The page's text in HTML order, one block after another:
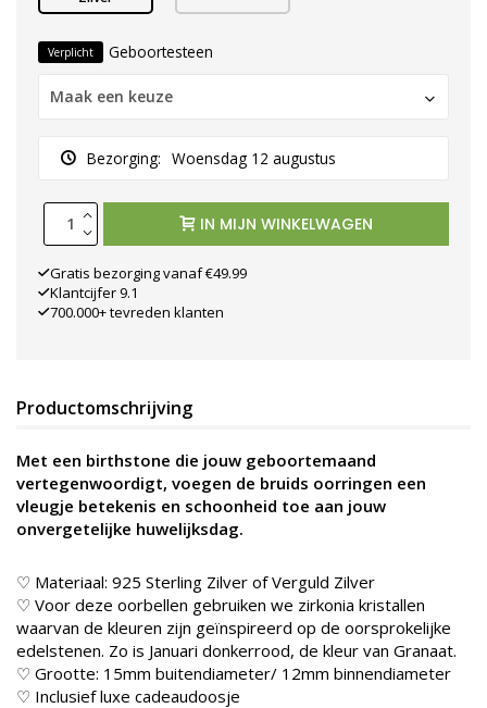
Verplicht Geboortesteen
Maak een keuze
Bezorging: Woensdag 12 augustus
IN MIJN WINKELWAGEN
Gratis bezorging vanaf €49.99
Klantcijfer 9.1
700.000+ tevreden klanten
Productomschrijving
Met een birthstone die jouw geboortemaand
vertegenwoordigt, voegen de bruids oorringen een
vleugje betekenis en schoonheid toe aan jouw
onvergetelijke huwelijksdag.
♡ Materiaal: 925 Sterling Zilver of Verguld Zilver
♡ Voor deze oorbellen gebruiken we zirkonia kristallen
waarvan de kleuren zijn geïnspireerd op de oorsprokelijke
edelstenen. Zo is Januari donkerrood, de kleur van Granaat.
♡ Grootte: 15mm buitendiameter/ 12mm binnendiameter
♡ Inclusief luxe cadeaudoosje